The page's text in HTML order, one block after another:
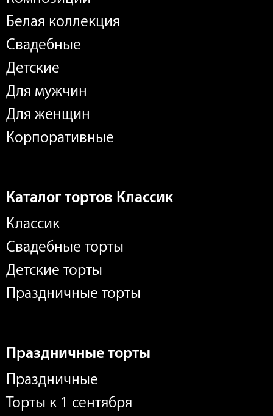
Белая коллекция
Свадебные
Детские
Для мужчин
Для женщин
Корпоративные
Каталог тортов Классик
Классик
Свадебные торты
Детские торты
Праздничные торты
Праздничные торты
Праздничные
Торты к 1 сентября